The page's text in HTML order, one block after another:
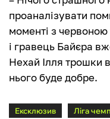
проаналізувати
моменті з червоною
і гравець Байєра
Нехай Ілля трошки
нього буде добре.
Ексклюзив Ліга